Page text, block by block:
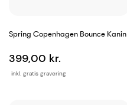
Spring Copenhagen Bounce Kanin
inkl. gratis gravering
399,00 kr.